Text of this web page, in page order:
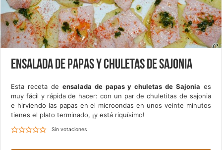
Ensalada de papas y chuletas de Sajonia
Esta receta de ensalada de papas y chuletas de Sajonia es
muy fácil y rápida de hacer: con un par de chuletitas de sajonia
e hirviendo las papas en el microondas en unos veinte minutos
tienes el plato terminado, ¡y está riquísimo!
Sin votaciones